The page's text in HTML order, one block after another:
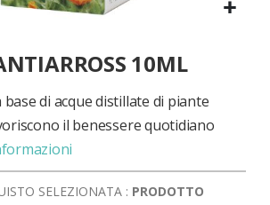
10ML
base di acque distillate di piante
il benessere quotidiano
SELEZIONATA : PRODOTTO